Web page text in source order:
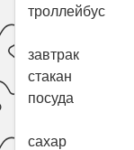
троллейбус
завтрак
стакан
посуда
сахар